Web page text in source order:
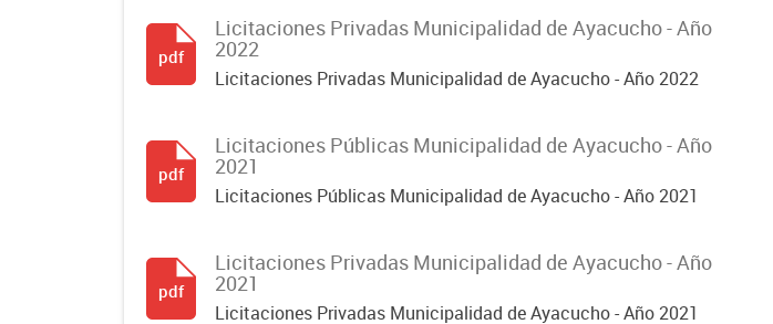
Licitaciones Privadas Municipalidad de Ayacucho - Año
2022
Licitaciones Privadas Municipalidad de Ayacucho - Año 2022
pdf
Licitaciones Públicas Municipalidad de Ayacucho - Año
2021
Licitaciones Públicas Municipalidad de Ayacucho - Año 2021
pdf
Licitaciones Privadas Municipalidad de Ayacucho - Año
2021
Licitaciones Privadas Municipalidad de Ayacucho - Año 2021
pdf